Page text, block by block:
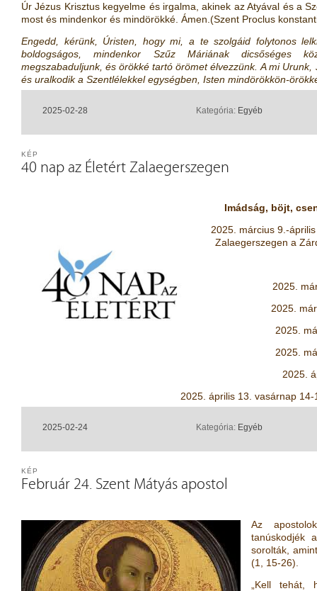
Úr Jézus Krisztus kegyelme és irgalma, akinek az Atyával és a
most és mindenkor és mindörökké. Ámen.(Szent Proclus
Engedd, kérünk, Úristen, hogy mi, a te szolgáid folytonos
boldogságos, mindenkor Szűz Máriának dicsőséges
megszabaduljunk, és örökké tartó örömet élvezzünk. A mi
és uralkodik a Szentlélekkel egységben, Isten mindörökkön-
2025-02-28 Kategória: Egyéb
40 nap az Életért Zalaegerszegen
KÉP
Imádság, böjt,
2025. március 9.-
Zalaegerszegen a
2025.
2025.
2025.
2025.
2025.
2025. április 13. vasárnap 14-
2025-02-24 Kategória: Egyéb
Február 24. Szent Mátyás apostol
KÉP
Az
tanúskodjék
sorolták,
(1, 15-26).
„Kell tehát,